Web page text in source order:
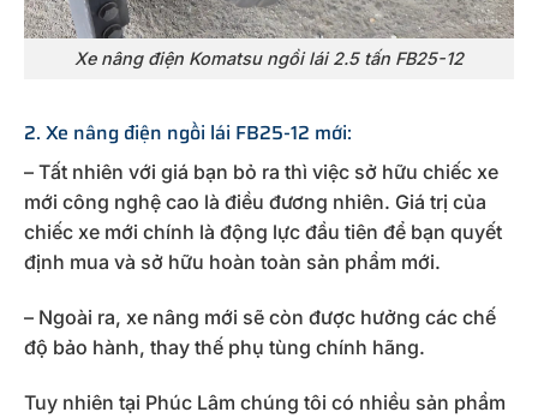
Xe nâng điện Komatsu ngồi lái 2.5 tấn FB25-12
2. Xe nâng điện ngồi lái FB25-12 mới:
– Tất nhiên với giá bạn bỏ ra thì việc sở hữu chiếc xe
mới công nghệ cao là điều đương nhiên. Giá trị của
chiếc xe mới chính là động lực đầu tiên để bạn quyết
định mua và sở hữu hoàn toàn sản phẩm mới.
– Ngoài ra, xe nâng mới sẽ còn được hưởng các chế
độ bảo hành, thay thế phụ tùng chính hãng.
Tuy nhiên tại Phúc Lâm chúng tôi có nhiều sản phẩm